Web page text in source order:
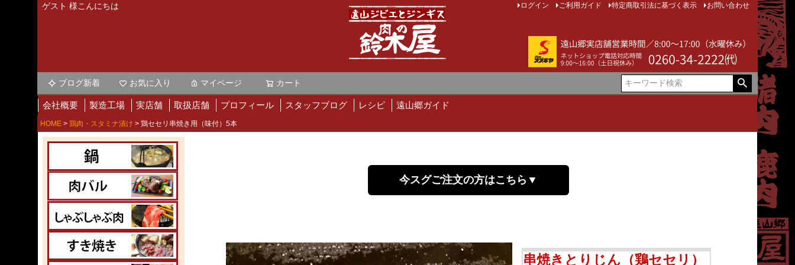
ゲスト 様こんにちは ログイン ご利用ガイド 特定商取引法に基づく表示 お問い合わせ
ブログ新着 お気に入り マイページ カート
会社概要 製造工場 実店舗 取扱店舗 プロフィール スタッフブログ レシピ 遠山郷ガイド
HOME 鶏肉・スタミナ漬け 鶏セセリ串焼き用（味付）5本
今スグご注文の方はこちら▼
串焼きとりじん（鶏セセリ）